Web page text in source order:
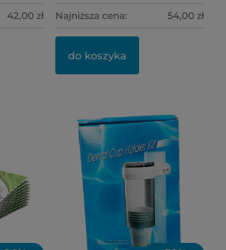
42,00 zł Najniższa cena: 54,00 zł
do koszyka